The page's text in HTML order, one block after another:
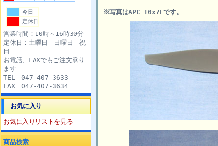
今日
定休日
営業時間：10時～16時30分
定休日：土曜日 日曜日 祝
日
お電話、FAXでもご注文承り
ます
TEL 047-407-3633
FAX 047-407-3634
お気に入り
お気に入りリストを見る
商品検索
※写真はAPC 10x7Eです。